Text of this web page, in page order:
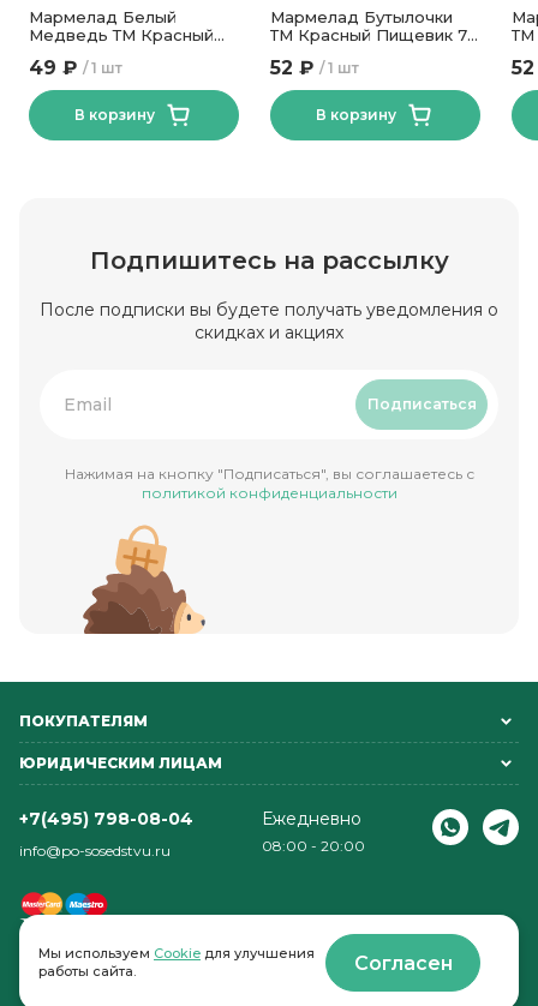
Мармелад Белый
Медведь ТМ Красный
1 шт
49 ₽
В корзину
Мармелад Бутылочки
ТМ Красный Пищевик 75
1 шт
52 ₽
В корзину
ТМ
Подпишитесь на рассылку
После подписки вы будете получать уведомления о
скидках и акциях
Подписаться
Нажимая на кнопку "Подписаться", вы соглашаетесь с
политикой конфиденциальности
ПОКУПАТЕЛЯМ
ЮРИДИЧЕСКИМ ЛИЦАМ
+7(495) 798-08-04
info@po-sosedstvu.ru
Ежедневно
08:00 - 20:00
© 2022-2026 . По соседству
Мы используем Cookie для улучшения
работы сайта.
Согласен